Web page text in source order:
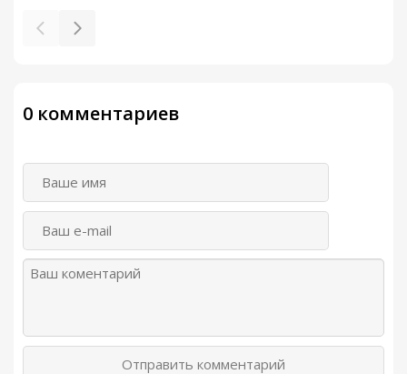
0 комментариев
Отправить комментарий